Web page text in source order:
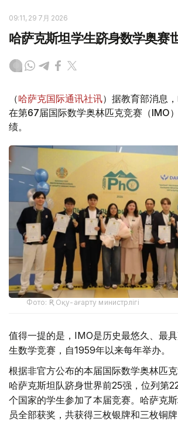
09:11, 29 7月 2026
哈萨克斯坦学生跻身数学奥赛
（哈萨克国际通讯社讯）据教育部消息
在第67届国际数学奥林匹克竞赛（I​​MO
绩。
Фото: ҚР Оқу-ағарту министрлігі
值得一提的是，IMO是历史最悠久、最
生数学竞赛，自1959年以来每年举办。
根据非官方公布的本届国际数学奥林匹
哈萨克斯坦队跻身世界前25强，位列第
个国家的学生参加了本届竞赛。哈萨克
员全部获奖，共获得三枚银牌和三枚铜牌